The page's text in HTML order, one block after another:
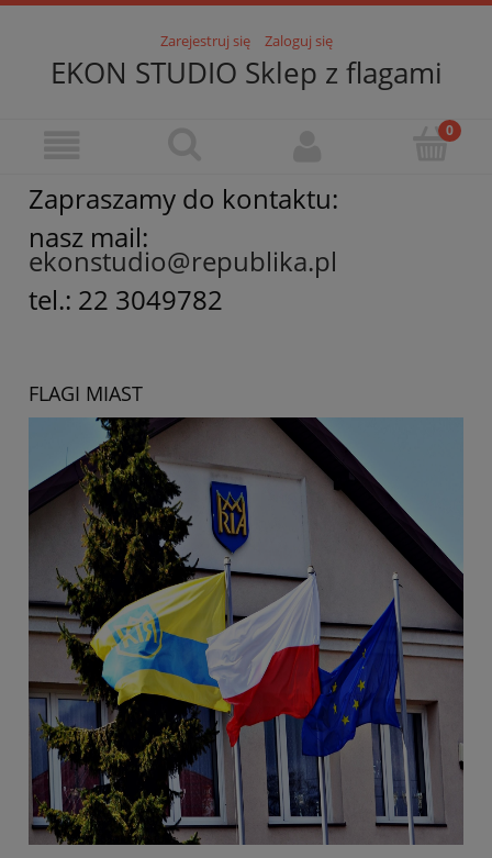
Zarejestruj się Zaloguj się
EKON STUDIO Sklep z flagami
Zapraszamy do kontaktu:
nasz mail:
ekonstudio@republika.pl
tel.: 22 3049782
FLAGI MIAST